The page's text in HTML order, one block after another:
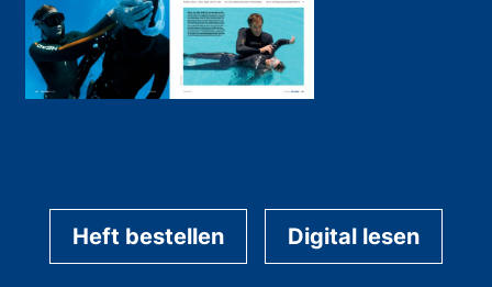
Heft bestellen Digital lesen